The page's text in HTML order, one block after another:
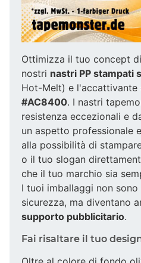
Ottimizza il tuo concept
nostri nastri PP stampati
Hot-Melt) e
#AC8400. I nastri
resistenza eccezionali e
un aspetto professionale
alla possibilità di
o il tuo slogan
che il tuo marchio sia
I tuoi imballaggi non
sicurezza, ma diventano
supporto pubblicitario.
Fai risaltare il tuo